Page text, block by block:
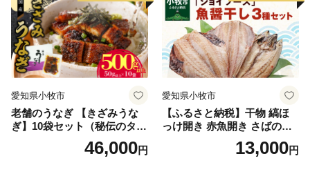
愛知県小牧市
老舗のうなぎ 【きざみうな
ぎ】10袋セット（秘伝のタレ
46,000円
愛知県小牧市
【ふるさと納税】干物 縞ほ
っけ開き 赤魚開き さばの開
き 魚醤干し 3種 セット 詰め
合わせ 魚 おかず 肉厚 おいし
13,000円